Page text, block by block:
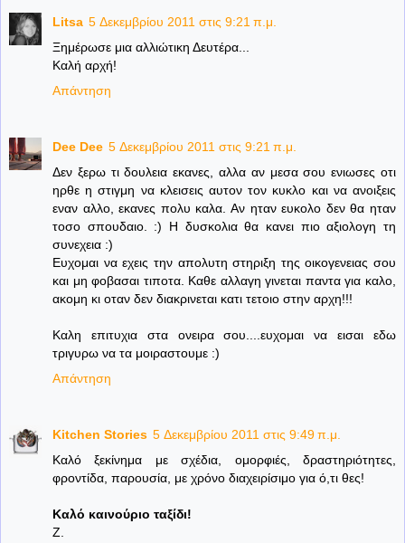
Litsa 5 Δεκεμβρίου 2011 στις 9:21 π.μ.
Ξημέρωσε μια αλλιώτικη Δευτέρα...
Καλή αρχή!
Απάντηση
Dee Dee 5 Δεκεμβρίου 2011 στις 9:21 π.μ.
Δεν ξερω τι δουλεια εκανες, αλλα αν μεσα σου ενιωσες οτι
ηρθε η στιγμη να κλεισεις αυτον τον κυκλο και να ανοιξεις
εναν αλλο, εκανες πολυ καλα. Αν ηταν ευκολο δεν θα ηταν
τοσο σπουδαιο. :) Η δυσκολια θα κανει πιο αξιολογη τη
συνεχεια :)
Ευχομαι να εχεις την απολυτη στηριξη της οικογενειας σου
και μη φοβασαι τιποτα. Καθε αλλαγη γινεται παντα για καλο,
ακομη κι οταν δεν διακρινεται κατι τετοιο στην αρχη!!!
Καλη επιτυχια στα ονειρα σου....ευχομαι να εισαι εδω
τριγυρω να τα μοιραστουμε :)
Απάντηση
Kitchen Stories 5 Δεκεμβρίου 2011 στις 9:49 π.μ.
Καλό ξεκίνημα με σχέδια, ομορφιές, δραστηριότητες,
φροντίδα, παρουσία, με χρόνο διαχειρίσιμο για ό,τι θες!
Καλό καινούριο ταξίδι!
Z.